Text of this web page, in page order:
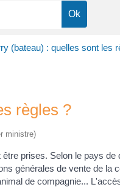
(bateau) : quelles sont les
règles ?
ministre)
prises. Selon le pays
générales de vente de la
de compagnie...